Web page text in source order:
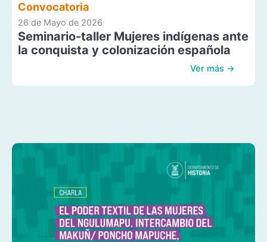
Convocatoria
26 de Mayo de 2026
Seminario-taller Mujeres indígenas ante
la conquista y colonización española
Ver más →